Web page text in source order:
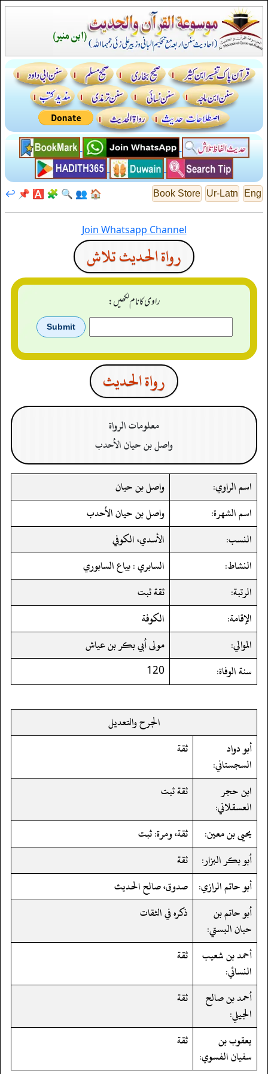
Eng
Ur-Latn
Book Store
🏠
👥
🔍
🧩
🅰️
📌
↩️
Join Whatsapp Channel
رواة الحديث تلاش
راوی کا نام لکھیں:
رواة الحدیث
معلومات الرواة
واصل بن حيان الأحدب
اسم الراوي:
واصل بن حيان
اسم الشهرة:
واصل بن حيان الأحدب
النسب:
الأسدي، الكوفي
النشاط:
السابري : بياع السابوري
الرتبة:
ثقة ثبت
الإقامة:
الكوفة
الموالي:
مولى أبي بكر بن عياش
سنة الوفاة:
120
الجرح والتعديل
أبو دواد
السجستاني:
ثقة
ابن حجر
العسقلاني:
ثقة ثبت
يحيى بن معين:
ثقة، ومرة: ثبت
أبو بكر البزار:
ثقة
أبو حاتم الرازي: صدوق، صالح الحديث
أبو حاتم بن
حبان البستي:
ذكره في الثقات
أحمد بن شعيب
النسائي:
ثقة
أحمد بن صالح
الجيلي:
ثقة
يعقوب بن
سفيان الفسوي:
ثقة